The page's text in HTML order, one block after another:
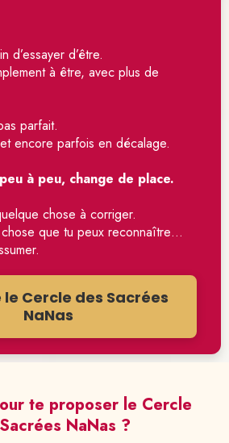
d’essayer d’être.
à être, avec plus de
parfait.
encore parfois en décalage.
à peu, change de place.
chose à corriger.
que tu peux reconnaître…
Cercle des Sacrées
NaNas
te proposer le Cercle
NaNas ?